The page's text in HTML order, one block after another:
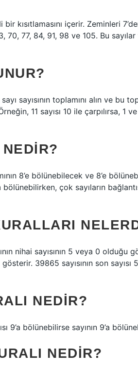
kısıtlamasını içerir. Zeminleri
77, 84, 91, 98 ve 105. Bu sayılar
sayısının toplamını alın ve bu
11 sayısı 10 ile çarpılırsa, 1
8’e bölünebilecek ve 8’e
çok sayıların
nihai sayısının 5 veya 0 olduğu
39865 sayısının son sayısı
NEDIR?
9’a bölünebilirse sayının 9’a
NEDIR?